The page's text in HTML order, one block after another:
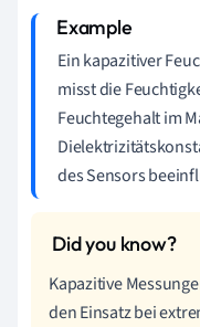
Ein kapazitiver
misst die
Feuchtegehalt im
des Sensors
Kapazitive
den Einsatz bei